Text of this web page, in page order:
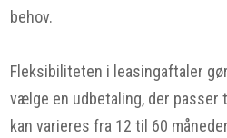
behov.
Fleksibiliteten i leasingaftaler
vælge en udbetaling, der passer
kan varieres fra 12 til 60